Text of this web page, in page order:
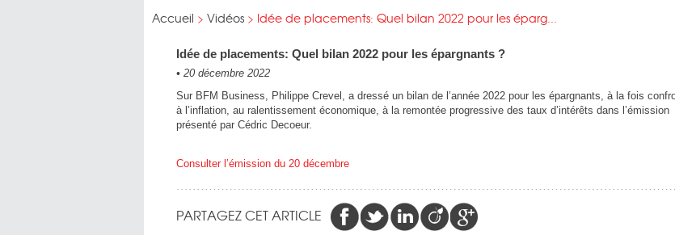
Accueil > Vidéos > Idée de placements: Quel bilan 2022 pour les éparg...
Idée de placements: Quel bilan 2022 pour les épargnants ?
• 20 décembre 2022
Sur BFM Business, Philippe Crevel, a dressé un bilan de l’année 2022 pour les épargnants, à la fois
à l’inflation, au ralentissement économique, à la remontée progressive des taux d’intérêts dans l’émission
présenté par Cédric Decoeur.
Consulter l’émission du 20 décembre
PARTAGEZ CET ARTICLE